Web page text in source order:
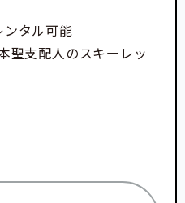
ンタル可能
聖支配人のスキーレッ